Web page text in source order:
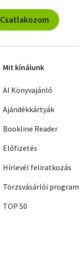
Csatlakozom
Mit kínálunk
AI Könyvajánló
Ajándékkártyák
Bookline Reader
Előfizetés
Hírlevél feliratkozás
Törzsvásárlói program
TOP 50